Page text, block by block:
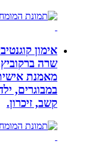
אימון קוגנטיבי-
שרה ברקוביץ,
מאמנת אישית
במבוגרים, ילדים
קשב, זיכרון.